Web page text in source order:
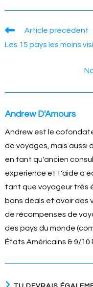
c
e
b
k
ss
e
n
Read
articles
Article précédent
Les 15 pays les moins
Andrew D'Amours
Andrew est le
de voyages, mais aussi
en tant qu'ancien
expérience et t'aide à
tant que voyageur très
bons deals et avoir des
de récompenses de
des pays du monde
États Américains & 9/10